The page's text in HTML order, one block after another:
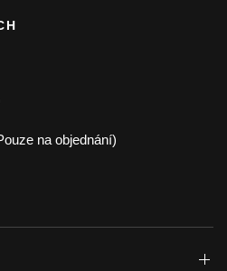
na objednání)